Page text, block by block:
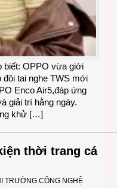
biết: OPPO vừa giới
tai nghe TWS mới
Enco Air5,đáp ứng
giải trí hằng ngày.
khử […]
thời trang cá
TRƯỜNG CÔNG NGHỆ